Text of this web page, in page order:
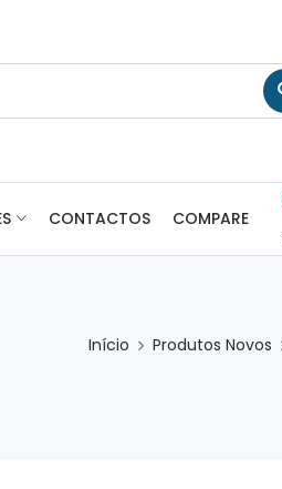
CONTACTOS COMPARE
Início Produtos Novos